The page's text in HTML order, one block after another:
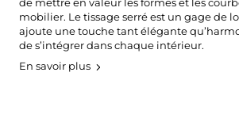
mobilier. Le tissage serré est un gage de
ajoute une touche tant élégante
de s’intégrer dans chaque intérieur.
En savoir plus